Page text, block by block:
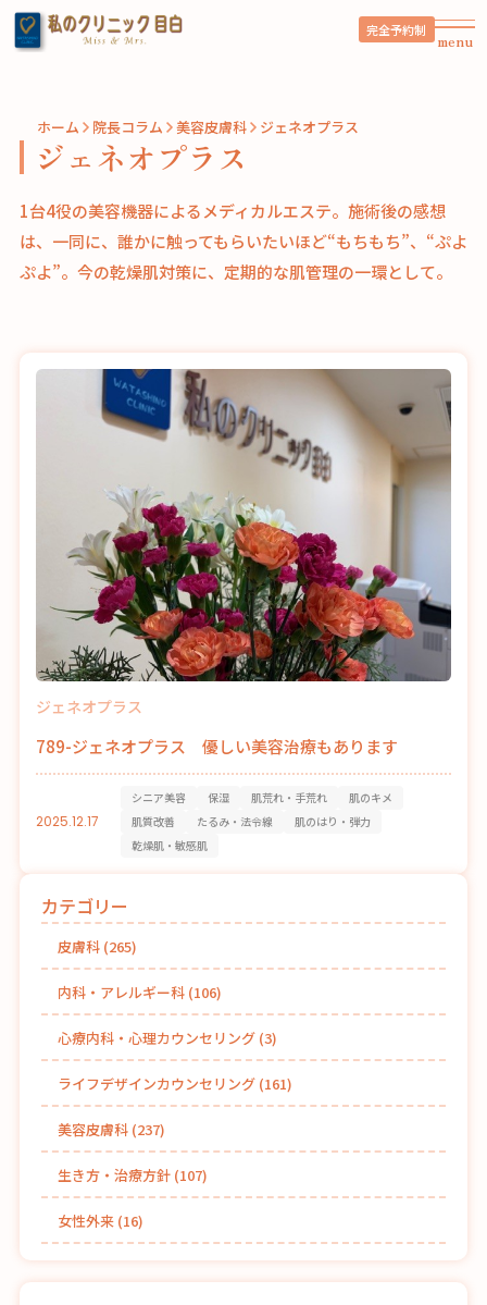
完全予約制
menu
ホーム 院長コラム 美容皮膚科 ジェネオプラス
ジェネオプラス
1台4役の美容機器によるメディカルエステ。施術後の感想
は、一同に、誰かに触ってもらいたいほど“もちもち”、“ぷよ
ぷよ”。今の乾燥肌対策に、定期的な肌管理の一環として。
ジェネオプラス
789-ジェネオプラス 優しい美容治療もあります
2025.12.17
シニア美容 保湿 肌荒れ・手荒れ
肌のキメ
肌質改善
たるみ・法令線
肌のはり・弾力
乾燥肌・敏感肌
カテゴリー
皮膚科(265)
内科・アレルギー科(106)
心療内科・心理カウンセリング(3)
ライフデザインカウンセリング(161)
美容皮膚科(237)
生き方・治療方針(107)
女性外来(16)